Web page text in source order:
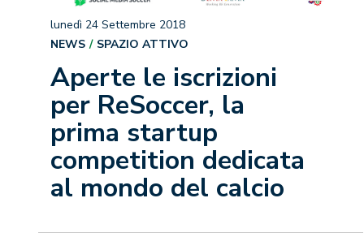
Aperte le iscrizioni
per ReSoccer, la
prima startup
competition dedicata
al mondo del calcio
lunedì 24 Settembre 2018
NEWS
SPAZIO ATTIVO